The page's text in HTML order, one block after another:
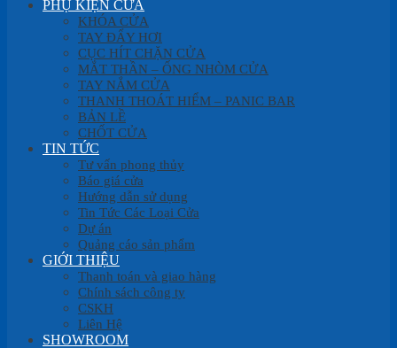
PHỤ KIỆN CỬA
KHÓA CỬA
TAY ĐẨY HƠI
CỤC HÍT CHẶN CỬA
MẮT THẦN – ỐNG NHÒM CỬA
TAY NẮM CỬA
THANH THOÁT HIỂM – PANIC BAR
BẢN LỀ
CHỐT CỬA
TIN TỨC
Tư vấn phong thủy
Báo giá cửa
Hướng dẫn sử dụng
Tin Tức Các Loại Cửa
Dự án
Quảng cáo sản phẩm
GIỚI THIỆU
Thanh toán và giao hàng
Chính sách công ty
CSKH
Liên Hệ
SHOWROOM